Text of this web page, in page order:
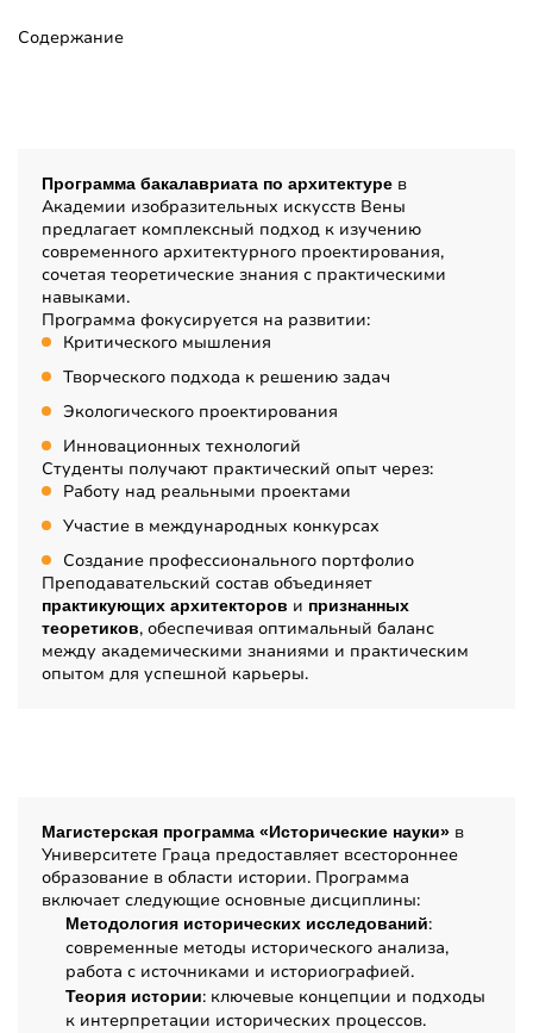
Наличие вступительного
Содержание
Программа бакалавриата по архитектуре в
Академии изобразительных искусств Вены
предлагает комплексный подход к изучению
современного архитектурного проектирования,
сочетая теоретические знания с практическими
навыками.
Программа фокусируется на развитии:
Критического мышления
Творческого подхода к решению задач
Экологического проектирования
Инновационных технологий
Студенты получают практический опыт через:
Работу над реальными проектами
Участие в международных конкурсах
Создание профессионального портфолио
Преподавательский состав объединяет
практикующих архитекторов и признанных
теоретиков, обеспечивая оптимальный баланс
между академическими знаниями и практическим
опытом для успешной карьеры.
Магистерская программа «Исторические науки» в
Университете Граца предоставляет всестороннее
образование в области истории. Программа
включает следующие основные дисциплины:
Методология исторических исследований:
современные методы исторического анализа,
работа с источниками и историографией.
Теория истории: ключевые концепции и подходы
к интерпретации исторических процессов.